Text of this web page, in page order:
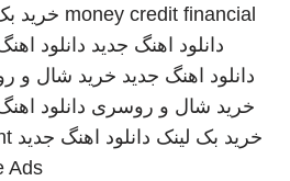
money credit financial خرید
دانلود اهنگ جدید دانلود
دانلود اهنگ جدید خرید شال و
خرید شال و روسری دانلود
خرید بک لینک دانلود اهنگ جدید
Ads